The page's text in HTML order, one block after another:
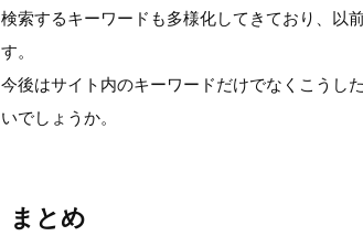
検索するキーワードも多様化してきており、以
す。
今後はサイト内のキーワードだけでなくこうし
いでしょうか。
まとめ